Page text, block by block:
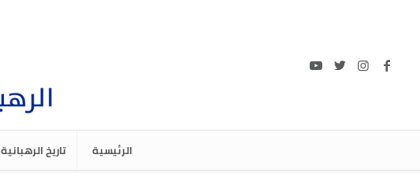
الرئيسية تاريخ الرهبانية